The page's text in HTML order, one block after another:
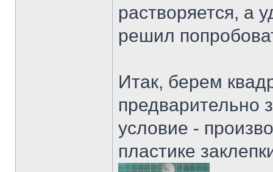
растворяется, а
решил
Итак, берем
предварительно
условие -
пластике